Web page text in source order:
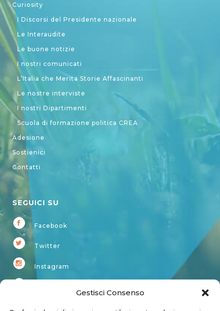
Gestisci Consenso
Curiosity
I Discorsi del Presidente nazionale
Le Interaudite
Le buone notizie
I nostri comunicati
L’Italia che Merita Storie Affascinanti
Le nostre interviste
I nostri Dipartimenti
Scuola di formazione politica CREA
Adesione
Sostienici
Contatti
SEGUICI SU
Facebook
Twitter
Instagram